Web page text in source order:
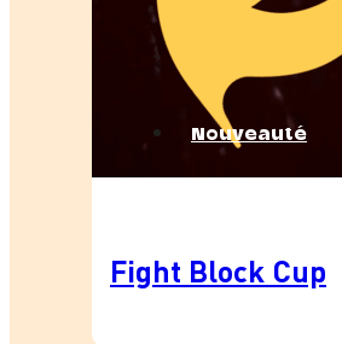
Nouveauté
Fight Block Cup